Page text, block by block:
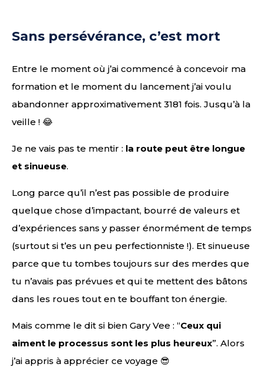
Sans persévérance, c’est mort
Entre le moment où j’ai commencé à concevoir ma
formation et le moment du lancement j’ai voulu
abandonner approximativement 3181 fois. Jusqu’à la
veille ! 😂
Je ne vais pas te mentir : la route peut être longue
et sinueuse.
Long parce qu’il n’est pas possible de produire
quelque chose d’impactant, bourré de valeurs et
d’expériences sans y passer énormément de temps
(surtout si t’es un peu perfectionniste !). Et sinueuse
parce que tu tombes toujours sur des merdes que
tu n’avais pas prévues et qui te mettent des bâtons
dans les roues tout en te bouffant ton énergie.
Mais comme le dit si bien Gary Vee : “Ceux qui
aiment le processus sont les plus heureux”. Alors
j’ai appris à apprécier ce voyage 😎